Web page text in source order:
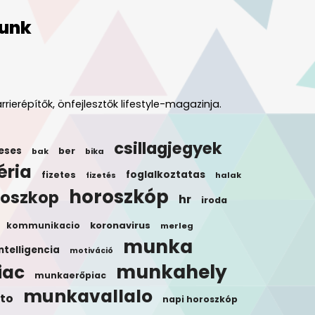
önfejlesztők lifestyle-magazinja.
bak ber bika csillagjegyek
fizetes fizetés foglalkoztatas halak
horoszkóp hr iroda
kommunikacio koronavirus merleg
motiváció munka
munkaerőpiac munkahely
munkavallalo
napi horoszkóp